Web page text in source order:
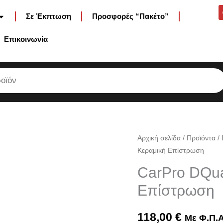
Σε Έκπτωση Προσφορές “Πακέτο”
Επικοινωνία
Αρχική σελίδα / Προϊόντα /
Κεραμική Επίστρωση
CarPro
Επίστρωση
118,00€ Με
CarPro
DQuarztGo
Κεραμική
Επίστρωση